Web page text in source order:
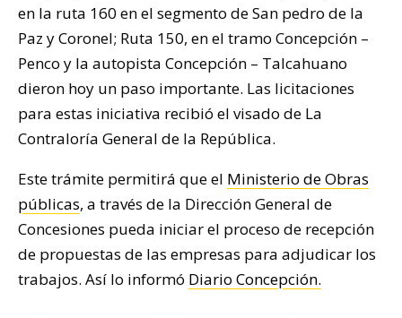
en la ruta 160 en el segmento de San pedro de la
Paz y Coronel; Ruta 150, en el tramo Concepción –
Penco y la autopista Concepción – Talcahuano
dieron hoy un paso importante. Las licitaciones
para estas iniciativa recibió el visado de La
Contraloría General de la República.
Este trámite permitirá que el Ministerio de Obras
públicas, a través de la Dirección General de
Concesiones pueda iniciar el proceso de recepción
de propuestas de las empresas para adjudicar los
trabajos. Así lo informó Diario Concepción.